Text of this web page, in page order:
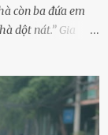
còn ba đứa em
dột nát.” Gia
của bà nội –
đó mới chỉ 17 tuổi.
đã biết làm ruộng,